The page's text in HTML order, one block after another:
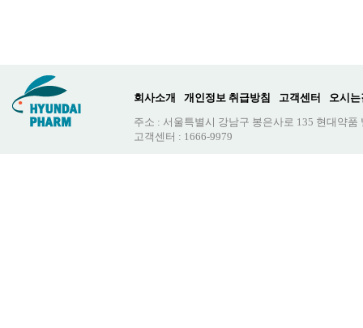
회사소개 개인정보 취급방침 고객센터
오시는
주소 : 서울특별시 강남구 봉은사로 135 현대약품
고객센터 : 1666-9979